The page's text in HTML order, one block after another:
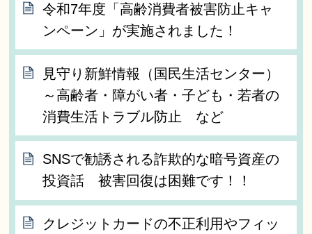
令和7年度「高齢消費者被害防止キャ
ンペーン」が実施されました！
見守り新鮮情報（国民生活センター）
～高齢者・障がい者・子ども・若者の
消費生活トラブル防止 など
SNSで勧誘される詐欺的な暗号資産の
投資話 被害回復は困難です！！
クレジットカードの不正利用やフィッ